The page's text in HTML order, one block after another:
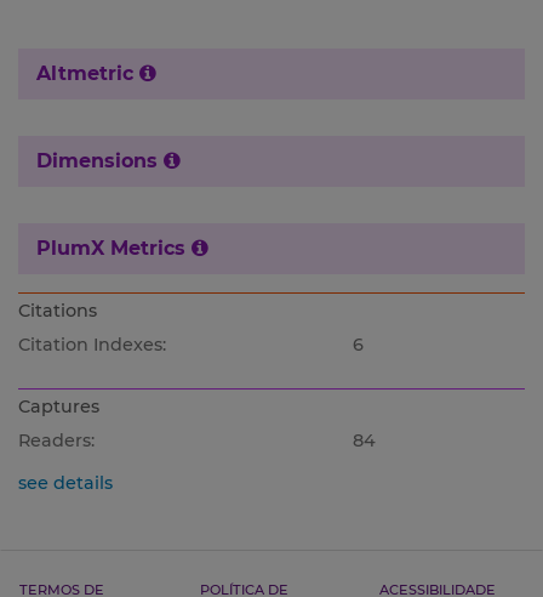
Altmetric
Dimensions
PlumX Metrics
Citations
Citation Indexes:
6
Captures
Readers:
84
see details
TERMOS DE POLÍTICA DE ACESSIBILIDADE